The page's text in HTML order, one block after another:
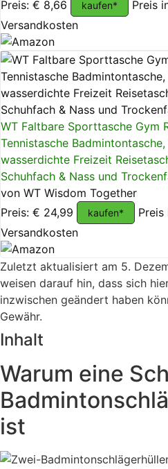
Preis: € 8,66
kaufen*
Preis
Versandkosten
WT Faltbare Sporttasche Gym
Tennistasche
wasserdichte Freizeit
Schuhfach & Nass und
von WT Wisdom Together
Preis: € 24,99
kaufen*
Preis
Versandkosten
Zuletzt aktualisiert am 5.
weisen darauf hin, dass sich
inzwischen geändert haben
Gewähr.
Inhalt
Warum eine
ist